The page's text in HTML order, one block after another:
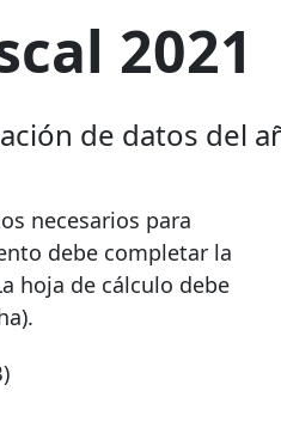
2021
de datos del
necesarios para
debe completar la
hoja de cálculo debe